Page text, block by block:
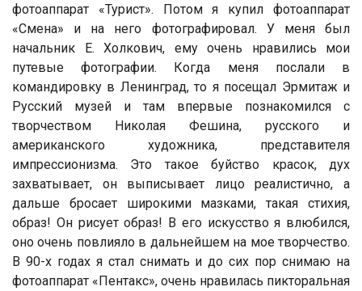
фотоаппарат «Турист». Потом я купил фотоаппарат
«Смена» и на него фотографировал. У меня был
начальник Е. Холкович, ему очень нравились мои
путевые фотографии. Когда меня послали в
командировку в Ленинград, то я посещал Эрмитаж и
Русский музей и там впервые познакомился с
творчеством Николая Фешина, русского и
американского художника, представителя
импрессионизма. Это такое буйство красок, дух
захватывает, он выписывает лицо реалистично, а
дальше бросает широкими мазками, такая стихия,
образ! Он рисует образ! В его искусство я влюбился,
оно очень повлияло в дальнейшем на мое творчество.
В 90-х годах я стал снимать и до сих пор снимаю на
фотоаппарат «Пентакс», очень нравилась пикторальная